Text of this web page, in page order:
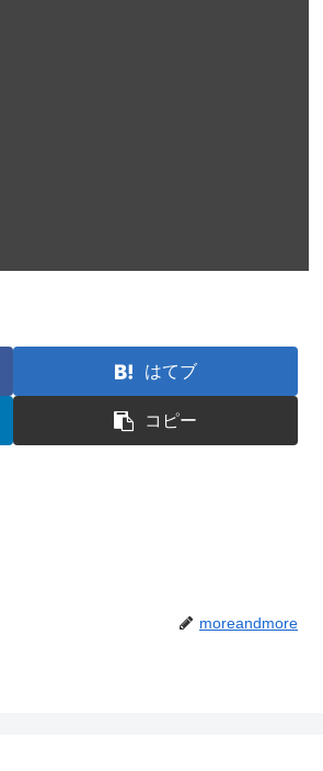
はてブ
コピー
moreandmore